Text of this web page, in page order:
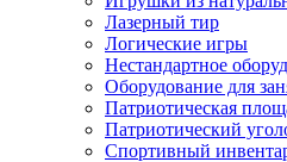
Лазерный тир
Логические игры
Нестандартное
Оборудование для
Патриотическая
Патриотический
Спортивный